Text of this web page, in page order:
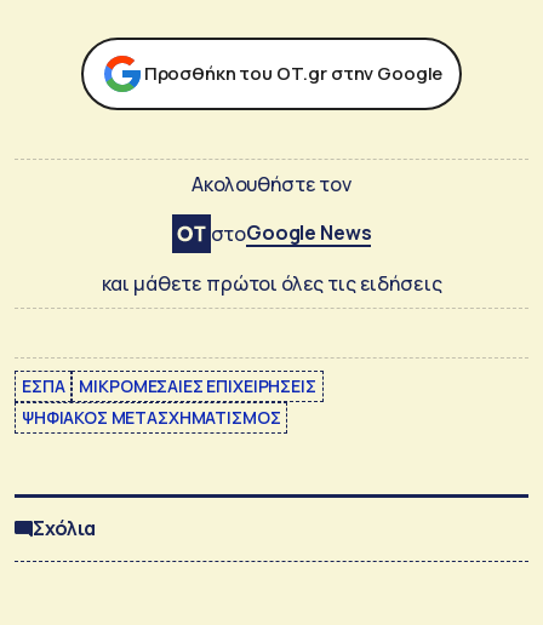
Προσθήκη του ΟΤ.gr στην Google
Ακολουθήστε τον
στοGoogle News
και μάθετε πρώτοι όλες τις ειδήσεις
ΕΣΠΑ
ΜΙΚΡΟΜΕΣΑΙΕΣ ΕΠΙΧΕΙΡΗΣΕΙΣ
ΨΗΦΙΑΚΟΣ ΜΕΤΑΣΧΗΜΑΤΙΣΜΟΣ
Σχόλια